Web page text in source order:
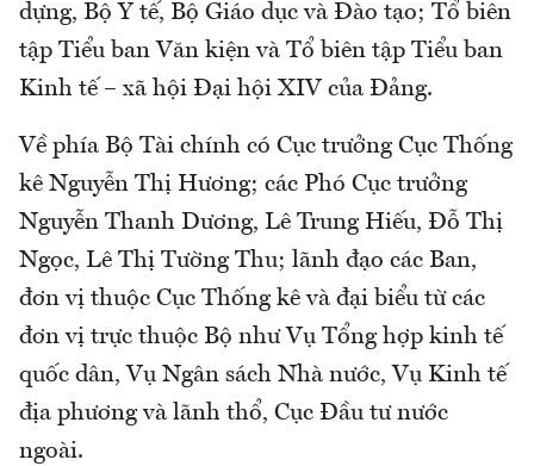
dựng, Bộ Y tế, Bộ Giáo dục và Đào tạo; Tổ biên
tập Tiểu ban Văn kiện và Tổ biên tập Tiểu ban
Kinh tế – xã hội Đại hội XIV của Đảng.
Về phía Bộ Tài chính có Cục trưởng Cục Thống
kê Nguyễn Thị Hương; các Phó Cục trưởng
Nguyễn Thanh Dương, Lê Trung Hiếu, Đỗ Thị
Ngọc, Lê Thị Tường Thu; lãnh đạo các Ban,
đơn vị thuộc Cục Thống kê và đại biểu từ các
đơn vị trực thuộc Bộ như Vụ Tổng hợp kinh tế
quốc dân, Vụ Ngân sách Nhà nước, Vụ Kinh tế
địa phương và lãnh thổ, Cục Đầu tư nước
ngoài.